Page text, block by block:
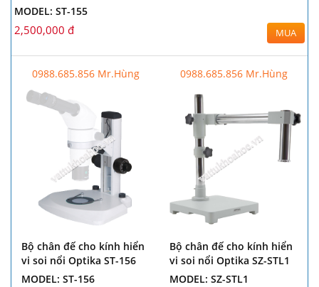
MODEL: ST-155
2,500,000 đ MUA
0988.685.856 Mr.Hùng
Bộ chân đế cho kính hiển
vi soi nổi Optika ST-156
MODEL: ST-156
0988.685.856 Mr.Hùng
Bộ chân đế cho kính hiển
vi soi nổi Optika SZ-STL1
MODEL: SZ-STL1